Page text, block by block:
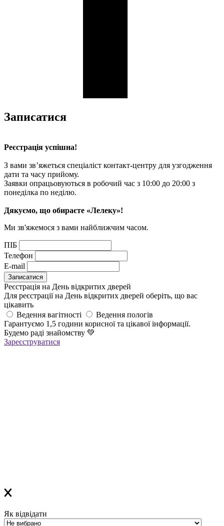
Записатися
Реєстрація успішна!
З вами зв’яжеться спеціаліст контакт-центру для узгодження
дати та часу прийому.
Заявки опрацьовуються в робочий час з 10:00 до 20:00 з
понеділка по неділю.
Дякуємо, що обираєте «Лелеку»!
Ми зв'яжемося з вами найближчим часом.
ПІБ
Телефон
E-mail
Реєстрація на День відкритих дверей
Для реєстрації на День відкритих дверей оберіть, що вас
цікавить
Ведення вагітності
Ведення пологів
Гарантуємо 1,5 години корисної та цікавої інформації.
Будемо раді знайомству 💚
Зареєструватися
Як відвідати